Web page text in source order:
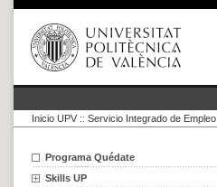
Inicio UPV :: Servicio Integrado de Empleo
Programa Quédate
Skills UP